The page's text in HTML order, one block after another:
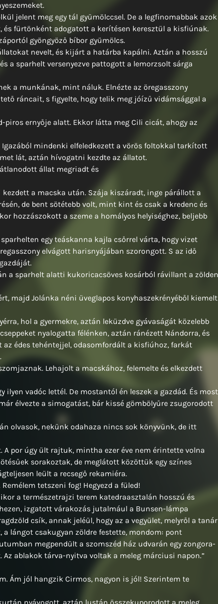
jelent meg egy tál gyümölccsel. De a legfinomabbak azok
és fürtönként adogatott a kerítésen keresztül a kisfiúnak.
gyöngyöző bíbor gyümölcs.
nevelt, és kijárt a határba kapálni. Aztán a hosszú
a sparhelt versenyezve pattogott a lemorzsolt sárga
a munkának, mint náluk. Elnézte az öregasszony
ráncait, s figyelte, hogy telik meg jóízű vidámsággal a
piros ernyője alatt. Ekkor látta meg Cili cicát, ahogy az
mindenki elfeledkezett a vörös foltokkal tarkított
lát, aztán hívogatni kezdte az állatot.
állat megriadt és
a macska után. Szája kiszáradt, inge párállott a
de bent sötétebb volt, mint kint és csak a kredenc és
hozzászokott a szeme a homályos helyiséghez, beljebb
egy teáskanna kajla csőrrel várta, hogy vizet
elvágott harisnyájában szorongott. S az idő
a sparhelt alatti kukoricacsöves kosárból rávillant a zölden
majd Jolánka néni üveglapos konyhaszekrényéből kiemelt
hol a gyermekre, aztán leküzdve gyávaságát közelebb
nyalogatta félénken, aztán ránézett Nándorra, és
édes tehéntejjel, odasomfordált a kisfiúhoz, farkát
Lehajolt a macskához, felemelte és elkezdett
ilyen vadóc lettél. De mostantól én leszek a gazdád. És most
élvezte a simogatást, bár kissé gömbölyűre zsugorodott
olvasok, nekünk odahaza nincs sok könyvünk, de itt
por úgy ült rajtuk, mintha ezer éve nem érintette volna
sorakoztak, de meglátott közöttük egy színes
leült a recsegő rekamiéra.
tetszeni fog! Hegyezd a füled!
a természetrajzi terem katedraasztalán hosszú és
izgatott várakozás jutalmául a Bunsen-lámpa
csík, annak jeléül, hogy az a vegyület, melyről a tanár
lángot csakugyan zöldre festette, mondom: pont
megpendült a szomszéd ház udvarán egy zongora-
ablakok tárva-nyitva voltak a meleg márciusi napon.”
Ám jól hangzik Cirmos, nagyon is jól! Szerintem te